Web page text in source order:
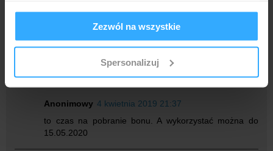
analizować ruch w mojej witrynie. Informacje o tym, jak
korzystasz z bloga, udostępniam moim partnerom
społecznościowym, reklamowym i analitycznym.
Partnerzy mogą połączyć te informacje z innymi danymi
korzystania z ich usług.
Zezwól na wszystkie
Spersonalizuj
Anonimowy 4 kwietnia 2019 12:21
Nagroda to bon.
Anonimowy 4 kwietnia 2019 21:37
to czas na pobranie bonu. A wykorzystać można do
15.05.2020